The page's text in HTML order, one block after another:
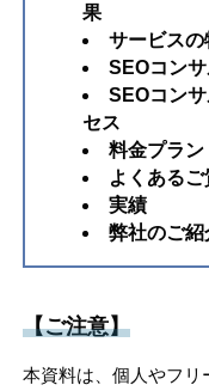
果
サービスの
SEOコン
SEOコン
セス
料金プラン
よくあるご
実績
弊社のご紹
【ご注意】
本資料は、個人やフ